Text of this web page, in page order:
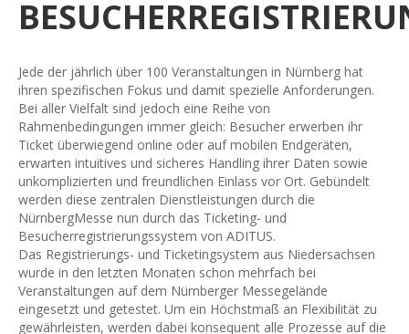
Jede der jährlich über 100 Veranstaltungen in Nürnberg hat
ihren spezifischen Fokus und damit spezielle Anforderungen.
Bei aller Vielfalt sind jedoch eine Reihe von
Rahmenbedingungen immer gleich: Besucher erwerben ihr
Ticket überwiegend online oder auf mobilen Endgeräten,
erwarten intuitives und sicheres Handling ihrer Daten sowie
unkomplizierten und freundlichen Einlass vor Ort. Gebündelt
werden diese zentralen Dienstleistungen durch die
NürnbergMesse nun durch das Ticketing- und
Besucherregistrierungssystem von ADITUS.
Das Registrierungs- und Ticketingsystem aus Niedersachsen
wurde in den letzten Monaten schon mehrfach bei
Veranstaltungen auf dem Nürnberger Messegelände
eingesetzt und getestet. Um ein Höchstmaß an Flexibilität zu
gewährleisten, werden dabei konsequent alle Prozesse auf die